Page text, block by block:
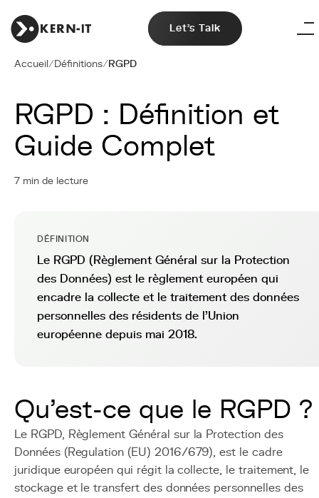
Let's Talk
Accueil/Définitions/RGPD
RGPD : Définition et
Guide Complet
7 min de lecture
DÉFINITION
Le RGPD (Règlement Général sur la Protection
des Données) est le règlement européen qui
encadre la collecte et le traitement des données
personnelles des résidents de l'Union
européenne depuis mai 2018.
Qu'est-ce que le RGPD ?
Le RGPD, Règlement Général sur la Protection des
Données (Regulation (EU) 2016/679), est le cadre
juridique européen qui régit la collecte, le traitement, le
stockage et le transfert des données personnelles des